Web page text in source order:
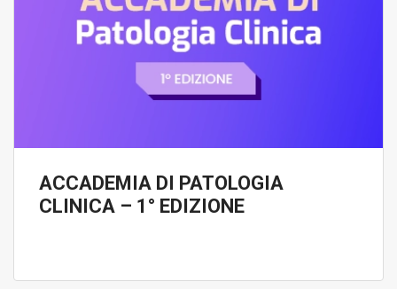
ACCADEMIA DI PATOLOGIA
CLINICA – 1° EDIZIONE